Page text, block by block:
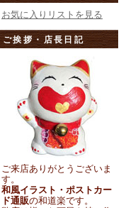
お気に入りリストを見る
ご挨拶・店長日記
ご来店ありがとうございま
す。
和風イラスト・ポストカー
ド通販の和道楽です。